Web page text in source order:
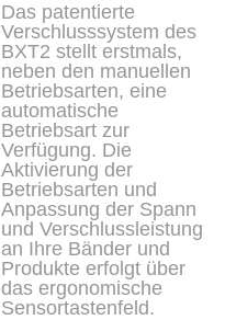
Das patentierte
Verschlusssystem des
BXT2 stellt erstmals,
neben den manuellen
Betriebsarten, eine
automatische
Betriebsart zur
Verfügung. Die
Aktivierung der
Betriebsarten und
Anpassung der Spann
und Verschlussleistung
an Ihre Bänder und
Produkte erfolgt über
das ergonomische
Sensortastenfeld.